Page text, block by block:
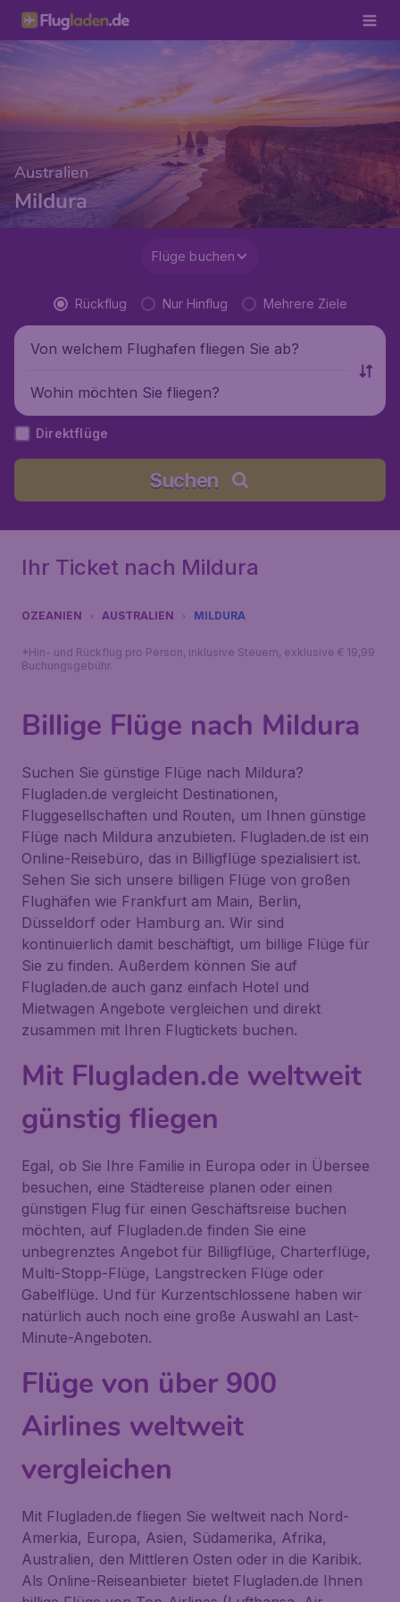
Australien
Mildura
Flüge buchen
Rückflug Nur Hinflug Mehrere Ziele
Von welchem Flughafen fliegen Sie ab?
Wohin möchten Sie fliegen?
Direktflüge
Suchen
Ihr Ticket nach Mildura
OZEANIEN AUSTRALIEN MILDURA
*Hin- und Rückflug pro Person, inklusive Steuern, exklusive € 19,99
Buchungsgebühr.
Billige Flüge nach Mildura
Suchen Sie günstige Flüge nach Mildura?
Flugladen.de vergleicht Destinationen,
Fluggesellschaften und Routen, um Ihnen günstige
Flüge nach Mildura anzubieten. Flugladen.de ist ein
Online-Reisebüro, das in Billigflüge spezialisiert ist.
Sehen Sie sich unsere billigen Flüge von großen
Flughäfen wie Frankfurt am Main, Berlin,
Düsseldorf oder Hamburg an. Wir sind
kontinuierlich damit beschäftigt, um billige Flüge für
Sie zu finden. Außerdem können Sie auf
Flugladen.de auch ganz einfach Hotel und
Mietwagen Angebote vergleichen und direkt
zusammen mit Ihren Flugtickets buchen.
Mit Flugladen.de weltweit
günstig fliegen
Egal, ob Sie Ihre Familie in Europa oder in Übersee
besuchen, eine Städtereise planen oder einen
günstigen Flug für einen Geschäftsreise buchen
möchten, auf Flugladen.de finden Sie eine
unbegrenztes Angebot für Billigflüge, Charterflüge,
Multi-Stopp-Flüge, Langstrecken Flüge oder
Gabelflüge. Und für Kurzentschlossene haben wir
natürlich auch noch eine große Auswahl an Last-
Minute-Angeboten.
Flüge von über 900
Airlines weltweit
vergleichen
Mit Flugladen.de fliegen Sie weltweit nach Nord-
Amerkia, Europa, Asien, Südamerika, Afrika,
Australien, den Mittleren Osten oder in die Karibik.
Als Online-Reiseanbieter bietet Flugladen.de Ihnen